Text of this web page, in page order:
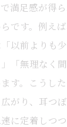
満足感が得
です。例え
以前よりも
「無理なく
す。こうし
がり、耳つ
に定着しつつ